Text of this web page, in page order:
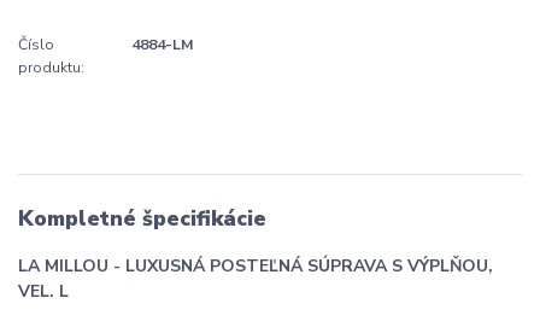
Číslo
produktu:
4884-LM
Kompletné špecifikácie
LA MILLOU - LUXUSNÁ POSTEĽNÁ SÚPRAVA S VÝPLŇOU,
VEL. L